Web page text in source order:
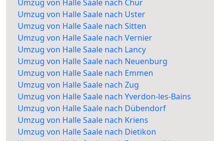
Umzug von Halle Saale nach Chur
Umzug von Halle Saale nach Uster
Umzug von Halle Saale nach Sitten
Umzug von Halle Saale nach Vernier
Umzug von Halle Saale nach Lancy
Umzug von Halle Saale nach Neuenburg
Umzug von Halle Saale nach Emmen
Umzug von Halle Saale nach Zug
Umzug von Halle Saale nach Yverdon-les-Bains
Umzug von Halle Saale nach Dübendorf
Umzug von Halle Saale nach Kriens
Umzug von Halle Saale nach Dietikon